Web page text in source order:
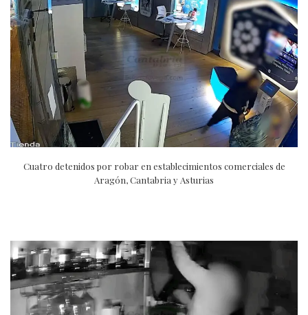
Cuatro detenidos por robar en establecimientos comerciales de
Aragón, Cantabria y Asturias